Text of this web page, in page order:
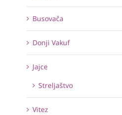
Busovača
Donji Vakuf
Jajce
Streljaštvo
Vitez